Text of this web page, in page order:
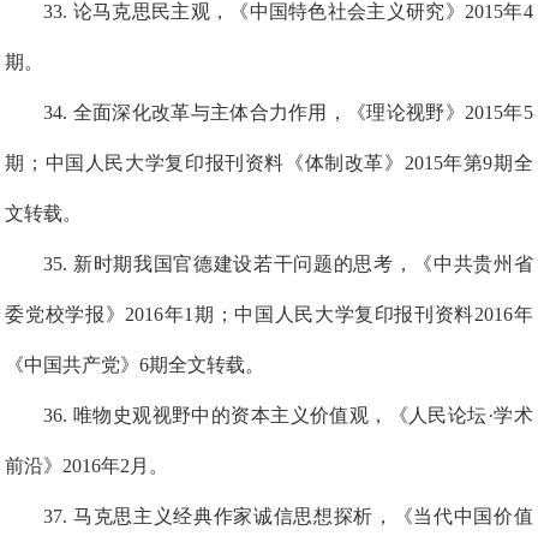
33. 论马克思民主观，《中国特色社会主义研究》2015年4
期。
34. 全面深化改革与主体合力作用，《理论视野》2015年5
期 ； 中国人民大学复印报刊资料《体制改革》2015年第9期全
文转载。
35. 新时期我国官德建设若干问题的思考，《中共贵州省
委党校学报》2016年1期 ； 中国 人民大学复印报刊资料2016年
《中国共产党》6期全文转载。
36. 唯物史观视野中的资本主义价值观，《人民论坛·学术
前沿》2016年2月 。
37.马克思主义经典作家诚信思想探析，《当代中国价值